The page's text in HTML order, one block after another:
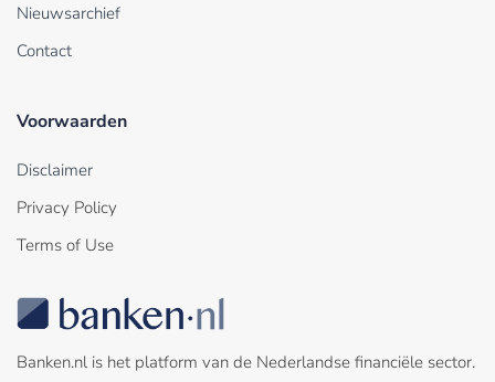
Nieuwsarchief
Contact
Voorwaarden
Disclaimer
Privacy Policy
Terms of Use
Banken.nl is het platform van de Nederlandse financiële sector.